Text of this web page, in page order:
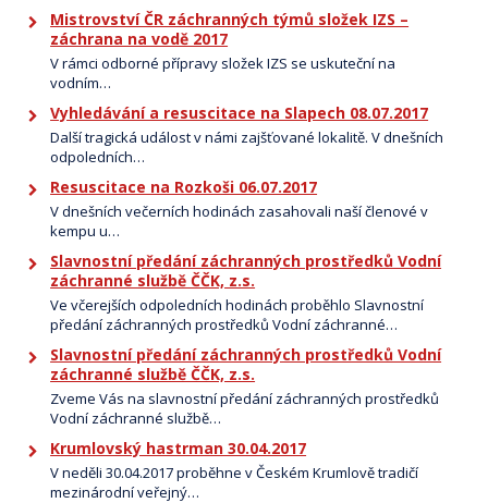
Mistrovství ČR záchranných týmů složek IZS –
záchrana na vodě 2017
V rámci odborné přípravy složek IZS se uskuteční na
vodním…
Vyhledávání a resuscitace na Slapech 08.07.2017
Další tragická událost v námi zajšťované lokalitě. V dnešních
odpoledních…
Resuscitace na Rozkoši 06.07.2017
V dnešních večerních hodinách zasahovali naší členové v
kempu u…
Slavnostní předání záchranných prostředků Vodní
záchranné službě ČČK, z.s.
Ve včerejších odpoledních hodinách proběhlo Slavnostní
předání záchranných prostředků Vodní záchranné…
Slavnostní předání záchranných prostředků Vodní
záchranné službě ČČK, z.s.
Zveme Vás na slavnostní předání záchranných prostředků
Vodní záchranné službě…
Krumlovský hastrman 30.04.2017
V neděli 30.04.2017 proběhne v Českém Krumlově tradičí
mezinárodní veřejný…